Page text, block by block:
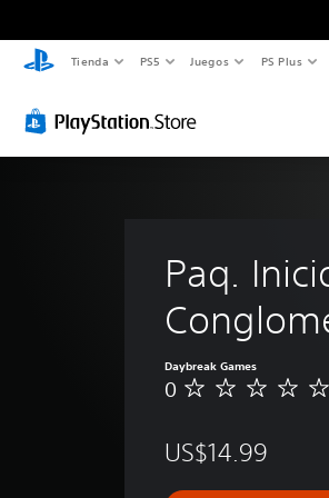
Tienda PS5 Juegos PS Plus
Paq.
Daybreak Games
S
c
0
US$14.99